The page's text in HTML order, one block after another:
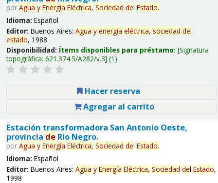
por Agua y Energía Eléctrica, Sociedad del Estado.
Idioma: Español
Editor: Buenos Aires: Agua y energía eléctrica, sociedad del
estado, 1988
Disponibilidad: Ítems disponibles para préstamo: Signatura
topográfica: 621.374.5/A282/v.3 (1).
Hacer reserva
Agregar al carrito
Estación transformadora San Antonio Oeste,
provincia deRío Negro.
por Agua y Energía Eléctrica, Sociedad del Estado.
Idioma: Español
Editor: Buenos Aires: Agua y Energía Eléctrica, Sociedad del Estado,
1998